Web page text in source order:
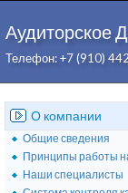
Аудиторское
Телефон: +7 (910)
О компании
Общие сведения
Принципы работы
Наши специалисты